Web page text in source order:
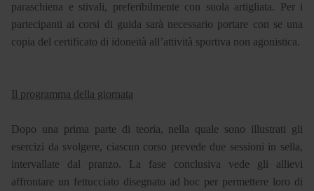
paraschiena e stivali, preferibilmente con suola artigliata. Per i
partecipanti ai corsi di guida sarà necessario portare con se una
copia del certificato di idoneità all’attività sportiva non agonistica.
Il programma della giornata
Dopo una prima parte di teoria, nella quale sono illustrati gli
esercizi da svolgere, ciascun corso prevede due sessioni in sella,
intervallate dal pranzo. La fase conclusiva vede gli allievi
affrontare un fettucciato disegnato ad hoc per permettere loro di